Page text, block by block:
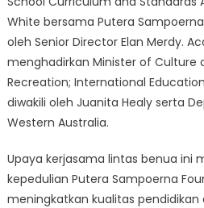
White bersama Putera
oleh Senior Director Elan Merdy.
menghadirkan Minister of Culture
Recreation; International
diwakili oleh Juanita Healy serta
Western Australia.
Upaya kerjasama lintas benua ini
kepedulian Putera Sampoerna
meningkatkan kualitas pendidikan